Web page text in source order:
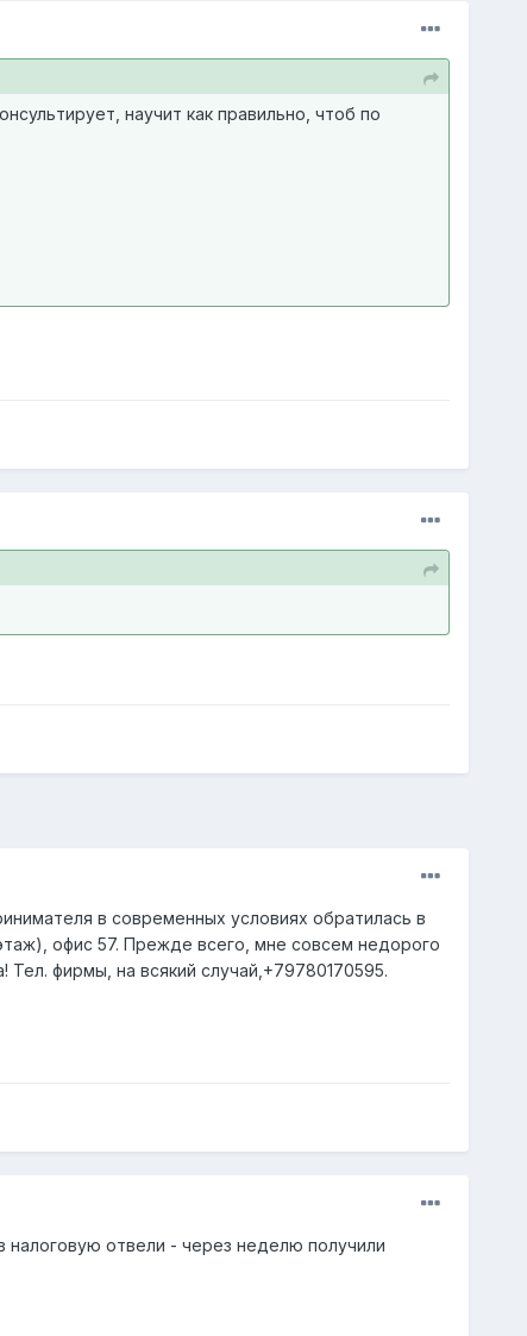
научит как правильно, чтоб по
в современных условиях обратилась в
офис 57. Прежде всего, мне совсем недорого
фирмы, на всякий случай,+79780170595.
отвели - через неделю получили